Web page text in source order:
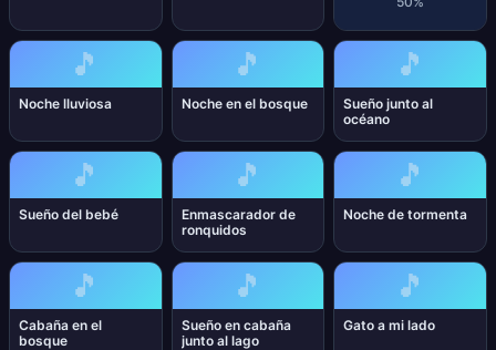
🎵
Noche lluviosa
🎵
Noche en el bosque
🎵
Sueño junto al
océano
🎵
Sueño del bebé
🎵
Enmascarador de
ronquidos
🎵
Noche de tormenta
🎵
Cabaña en el
bosque
🎵
Sueño en cabaña
junto al lago
🎵
Gato a mi lado